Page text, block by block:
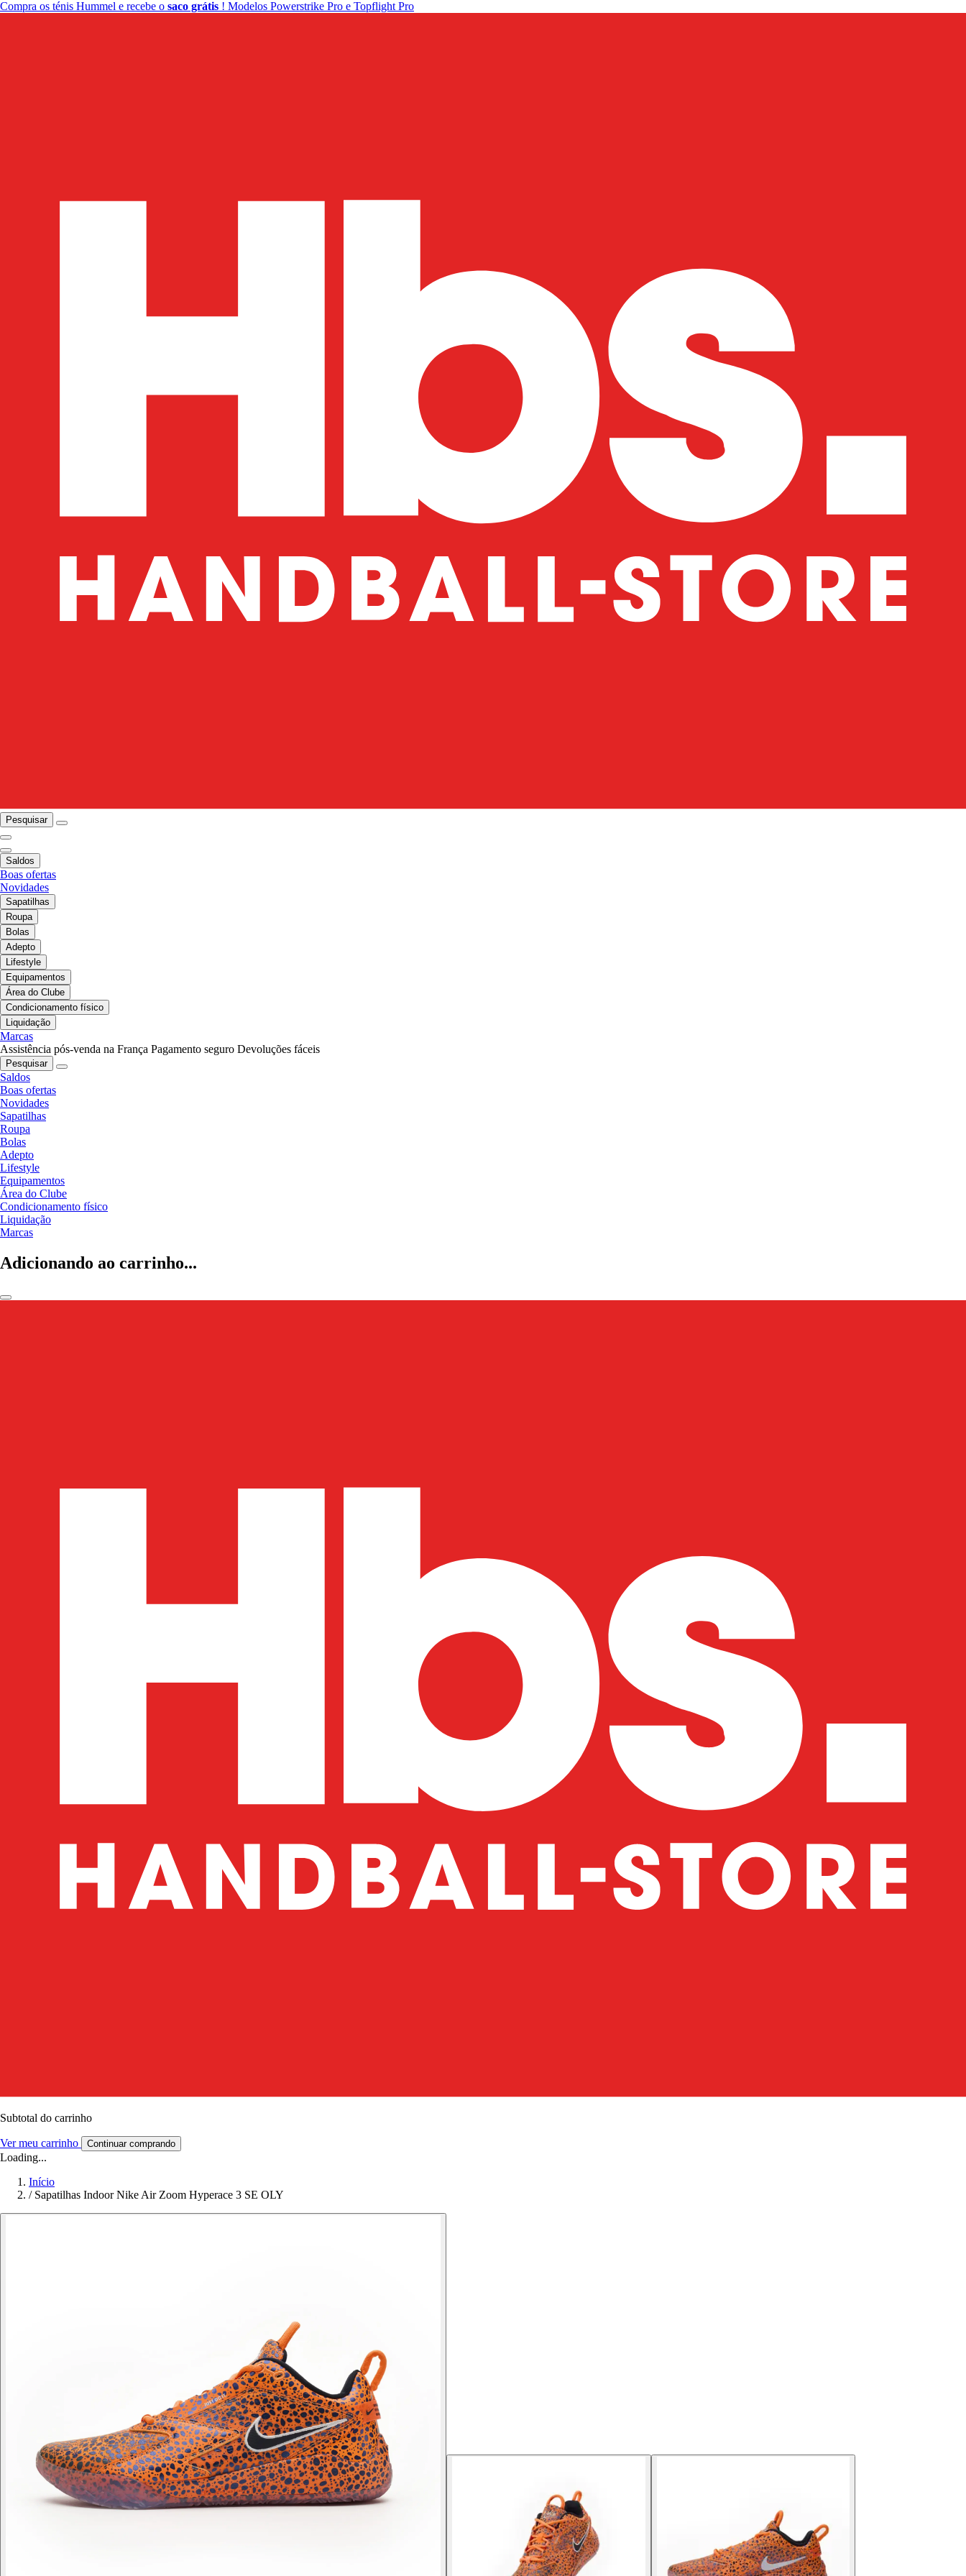
Compra os ténis Hummel e recebe o saco grátis ! Modelos Powerstrike Pro e Topflight Pro
Pesquisar
Saldos
Boas ofertas
Novidades
Sapatilhas
Roupa
Bolas
Adepto
Lifestyle
Equipamentos
Área do Clube
Condicionamento físico
Liquidação
Marcas
Assistência pós-venda na França Pagamento seguro Devoluções fáceis
Pesquisar
Saldos
Boas ofertas
Novidades
Sapatilhas
Roupa
Bolas
Adepto
Lifestyle
Equipamentos
Área do Clube
Condicionamento físico
Liquidação
Marcas
Adicionando ao carrinho...
Subtotal do carrinho
Ver meu carrinho Continuar comprando
Loading...
Início
/ Sapatilhas Indoor Nike Air Zoom Hyperace 3 SE OLY